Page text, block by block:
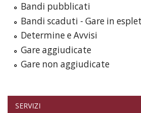
Bandi pubblicati
Bandi scaduti - Gare in
Determine e Avvisi
Gare aggiudicate
Gare non aggiudicate
SERVIZI